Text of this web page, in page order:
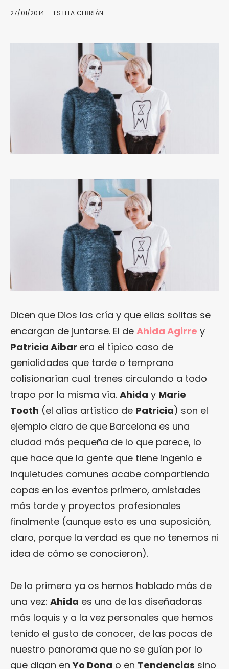
27/01/2014 ESTELA CEBRIÁN
Dicen que Dios las cría y que ellas solitas se
encargan de juntarse. El de Ahida Agirre y
Patricia Aibar era el típico caso de
genialidades que tarde o temprano
colisionarían cual trenes circulando a todo
trapo por la misma vía. Ahida y Marie
Tooth (el alías artístico de Patricia) son el
ejemplo claro de que Barcelona es una
ciudad más pequeña de lo que parece, lo
que hace que la gente que tiene ingenio e
inquietudes comunes acabe compartiendo
copas en los eventos primero, amistades
más tarde y proyectos profesionales
finalmente (aunque esto es una suposición,
claro, porque la verdad es que no tenemos ni
idea de cómo se conocieron).
De la primera ya os hemos hablado más de
una vez: Ahida es una de las diseñadoras
más loquis y a la vez personales que hemos
tenido el gusto de conocer, de las pocas de
nuestro panorama que no se guían por lo
que digan enYo Dona o en Tendencias sino